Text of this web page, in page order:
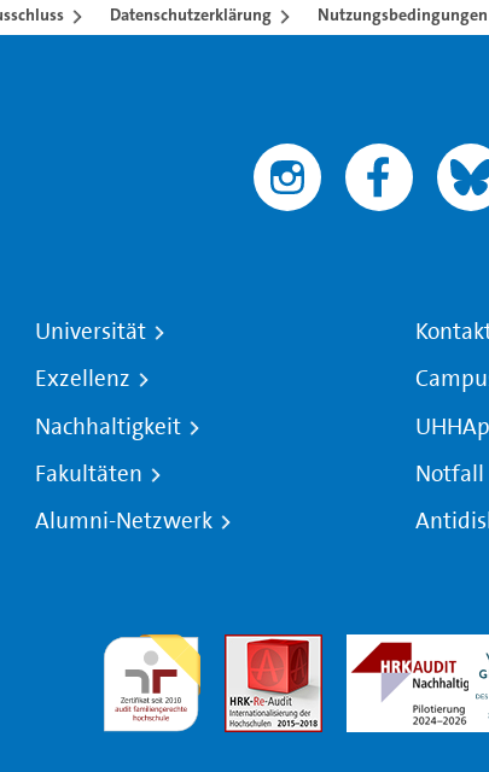
Datenschutzerklärung Nutzungsbedingungen
Universität
Exzellenz
Nachhaltigkeit
Fakultäten
Alumni-Netzwerk
Notfall